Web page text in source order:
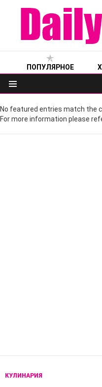
ПОПУЛЯРНОЕ
Меню
No featured entries match the
For more information please
КУЛИНАРИЯ